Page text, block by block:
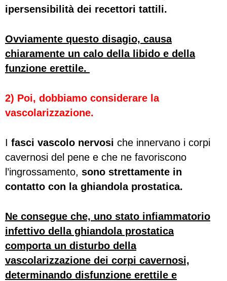
ipersensibilità dei recettori tattili.
Ovviamente questo disagio, causa
chiaramente un calo della libido e della
funzione erettile.
2) Poi, dobbiamo considerare la
vascolarizzazione.
I fasci vascolo nervosi che innervano i corpi
cavernosi del pene e che ne favoriscono
l’ingrossamento, sono strettamente in
contatto con la ghiandola prostatica.
Ne consegue che, uno stato infiammatorio
infettivo della ghiandola prostatica
comporta un disturbo della
vascolarizzazione dei corpi cavernosi,
determinando disfunzione erettile e